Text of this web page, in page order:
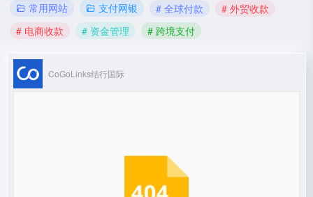
常用网站 支付网银 # 全球付款
# 外贸收款
# 电商收款
# 资金管理 # 跨境支付
CoGoLinks结行国际